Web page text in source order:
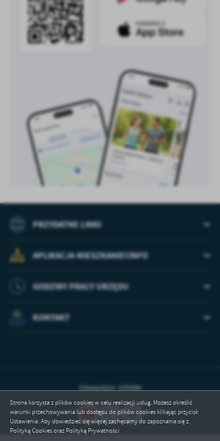
Strona korzysta z plików cookies w celu realizacji usług. Możesz określić
warunki przechowywania lub dostępu do plików cookies klikając przycisk
Ustawienia. Aby dowiedzieć się więcej zachęcamy do zapoznania się z
Polityką Cookies oraz Polityką Prywatności.
treści w postaci wiadomości, ofert, komunikatów mediów
społecznościowych.
PRZYDATNE LINKI
APLIKACJA MIESZKANIECINFO
GODZINY PRACY URZĘDU
KONTAKT
Odwiedzin: 105880